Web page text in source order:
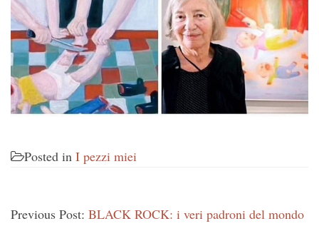
Posted in I pezzi miei
Previous Post: BLACK ROCK: i veri padroni del mondo